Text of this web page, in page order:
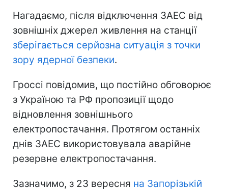
Нагадаємо, після відключення ЗАЕС від
зовнішніх джерел живлення на станції
зберігається серйозна ситуація з точки
зору ядерної безпеки.
Гроссі повідомив, що постійно обговорює
з Україною та РФ пропозиції щодо
відновлення зовнішнього
електропостачання. Протягом останніх
днів ЗАЕС використовувала аварійне
резервне електропостачання.
Зазначимо, з 23 вересня на Запорізькій